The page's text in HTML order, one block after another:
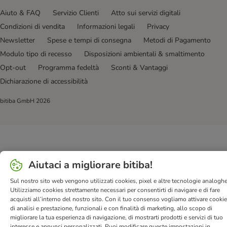
Aiuto & FAQ Servizio Clienti
Atto sui servizi digitali
Condizioni di vendita
Informazioni legali
Privacy
Newsletter
Spese e tempi di consegna
Metodi di Pagamento
Modulo tipo di recesso
Disposizioni ambientali & smaltimento
Opt-out
Programma fedeltà
Sconti & Vantaggi
Dichiarazione di accessibilità
bitiba GmbH 2026
Aiutaci a migliorare bitiba!
Sul nostro sito web vengono utilizzati cookies, pixel e altre tecnologie
Utilizziamo cookies strettamente necessari per consentirti di navigare e di fare
acquisti all’interno del nostro sito. Con il tuo consenso vogliamo attivare
di analisi e prestazione, funzionali e con finalità di marketing, allo scopo di
migliorare la tua esperienza di navigazione, di mostrarti prodotti e servizi di tuo